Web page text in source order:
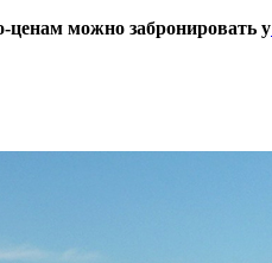
можно забронировать у